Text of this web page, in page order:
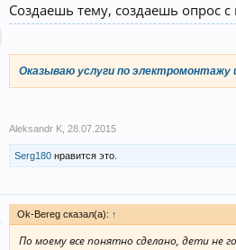
Создаешь тему, создаешь опрос
Оказываю услуги по электромонтажу
Aleksandr K 28.07.2015
Serg180 нравится это.
Ok-Bereg сказал(а): ↑
По моему все понятно сделано, дети не